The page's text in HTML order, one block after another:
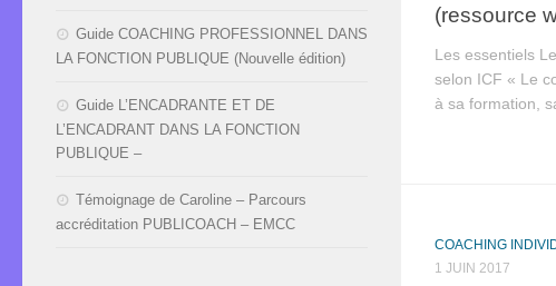
(ressource
Les essentiels
selon ICF « Le
à sa formation,
COACHING
1 JUIN 2017
Guide COACHING PROFESSIONNEL DANS
LA FONCTION PUBLIQUE (Nouvelle édition)
Guide L’ENCADRANTE ET DE
L’ENCADRANT DANS LA FONCTION
PUBLIQUE –
Témoignage de Caroline – Parcours
accréditation PUBLICOACH – EMCC